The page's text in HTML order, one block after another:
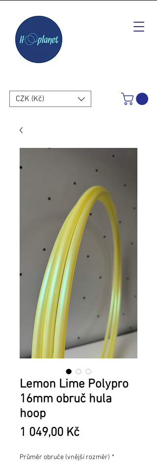
CZK (Kč)
Lemon Lime Polypro
16mm obruč hula
hoop
1 049,00 KčCena
Průměr obruče (vnější rozměr) *